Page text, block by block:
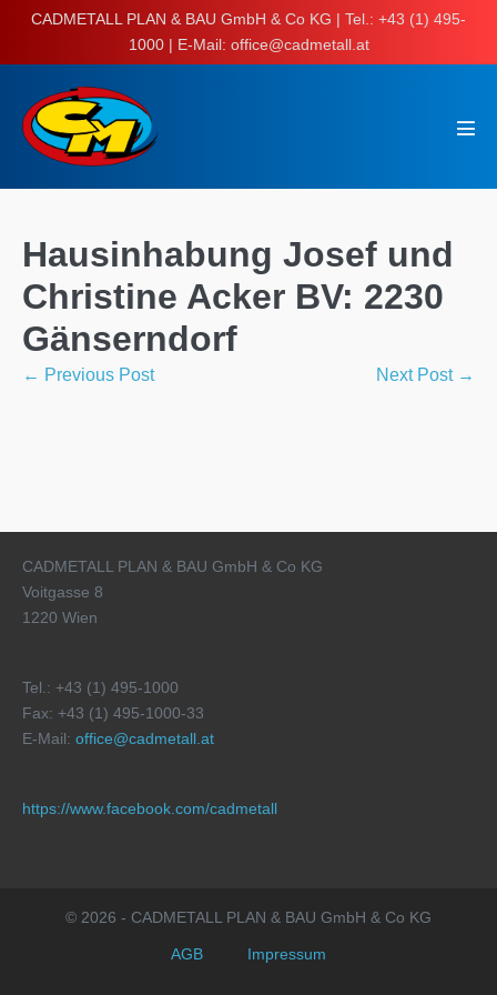
SkipCADMETALL PLAN & BAU GmbH & Co KG | Tel.: +43 (1) 495-
1000 | E-Mail: office@cadmetall.at
Hausinhabung Josef und
Christine Acker BV: 2230
Gänserndorf
Post
← Previous Post Next Post →
CADMETALL PLAN & BAU GmbH & Co KG
Voitgasse 8
1220 Wien
Tel.: +43 (1) 495-1000
Fax: +43 (1) 495-1000-33
E-Mail: office@cadmetall.at
https://www.facebook.com/cadmetall
© 2026 - CADMETALL PLAN & BAU GmbH & Co KG
AGB Impressum